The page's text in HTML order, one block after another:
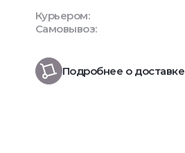
Курьером:
Самовывоз:
Подробнее о доставке